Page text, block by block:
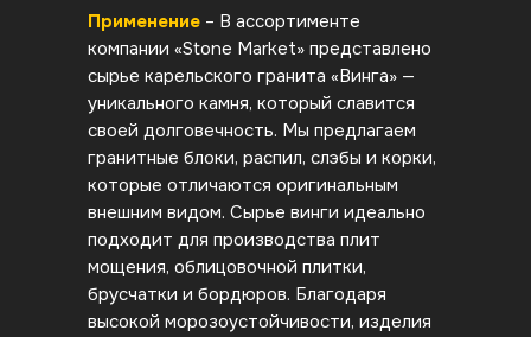
Применение – В ассортименте
компании «Stone Market» представлено
сырье карельского гранита «Винга» —
уникального камня, который славится
своей долговечность. Мы предлагаем
гранитные блоки, распил, слэбы и корки,
которые отличаются оригинальным
внешним видом. Сырье винги идеально
подходит для производства плит
мощения, облицовочной плитки,
брусчатки и бордюров. Благодаря
высокой морозоустойчивости, изделия